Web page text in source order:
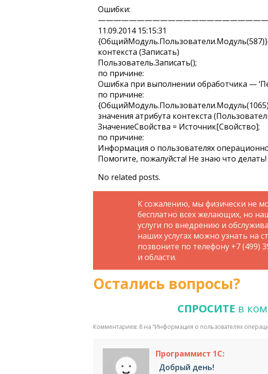
Ошибки:
11.09.2014 15:15:31
контекста (Записать)
Пользователь.Записать();
по причине:
Ошибка при выполнении обработчика —
по причине:
значения атрибута контекста
ЗначениеСвойства = Источник[Свойство];
по причине:
Информация о пользователях
Помогите, пожалуйста! Не знаю что делать!
No related posts.
К сожалению, мы физически не
бесплатно всех желающих, но
услуги по внедрению и
наших услугах можно узнать на
позвоните по телефону +7 (499)
и области.
Остались вопросы?
СПРОСИТЕ в
Комментариев: 8 на “Информация о пользователях
Программист 1С:
Добрый день!